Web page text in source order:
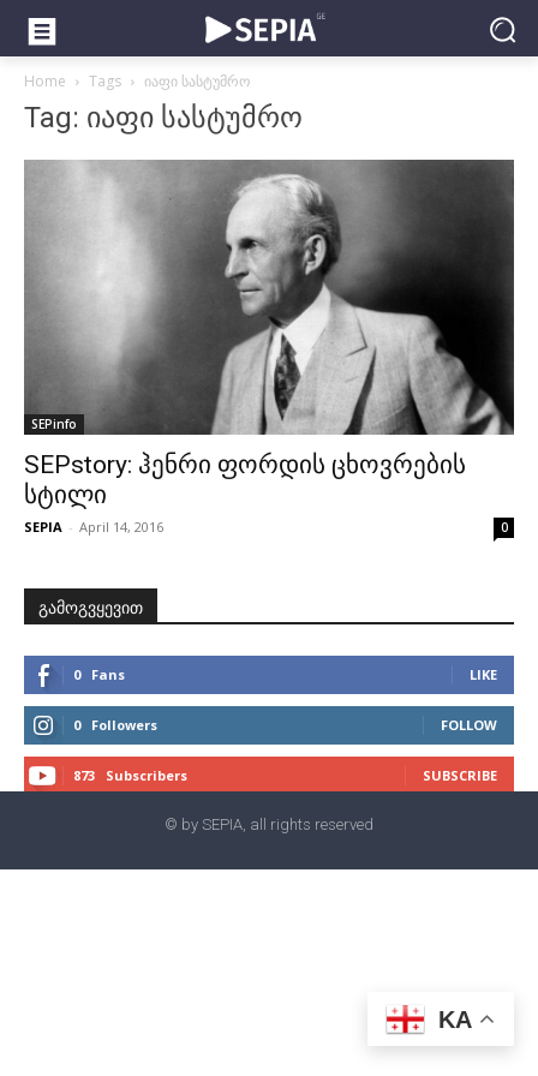
Home Tags იაფი სასტუმრო
Tag: იაფი სასტუმრო
SEPinfo
SEPstory: ჰენრი ფორდის ცხოვრების
სტილი
SEPIA - April 14, 2016 0
გამოგვყევით
0 Fans LIKE
0 Followers FOLLOW
873 Subscribers SUBSCRIBE
© by SEPIA, all rights reserved
KA